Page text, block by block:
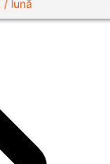
/ lună